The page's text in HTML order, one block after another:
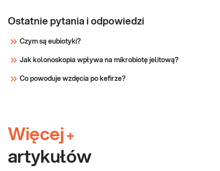
Ostatnie pytania i odpowiedzi
Czym są eubiotyki?
Jak kolonoskopia wpływa na mikrobiotę jelitową?
Co powoduje wzdęcia po kefirze?
Więcej +
artykułów